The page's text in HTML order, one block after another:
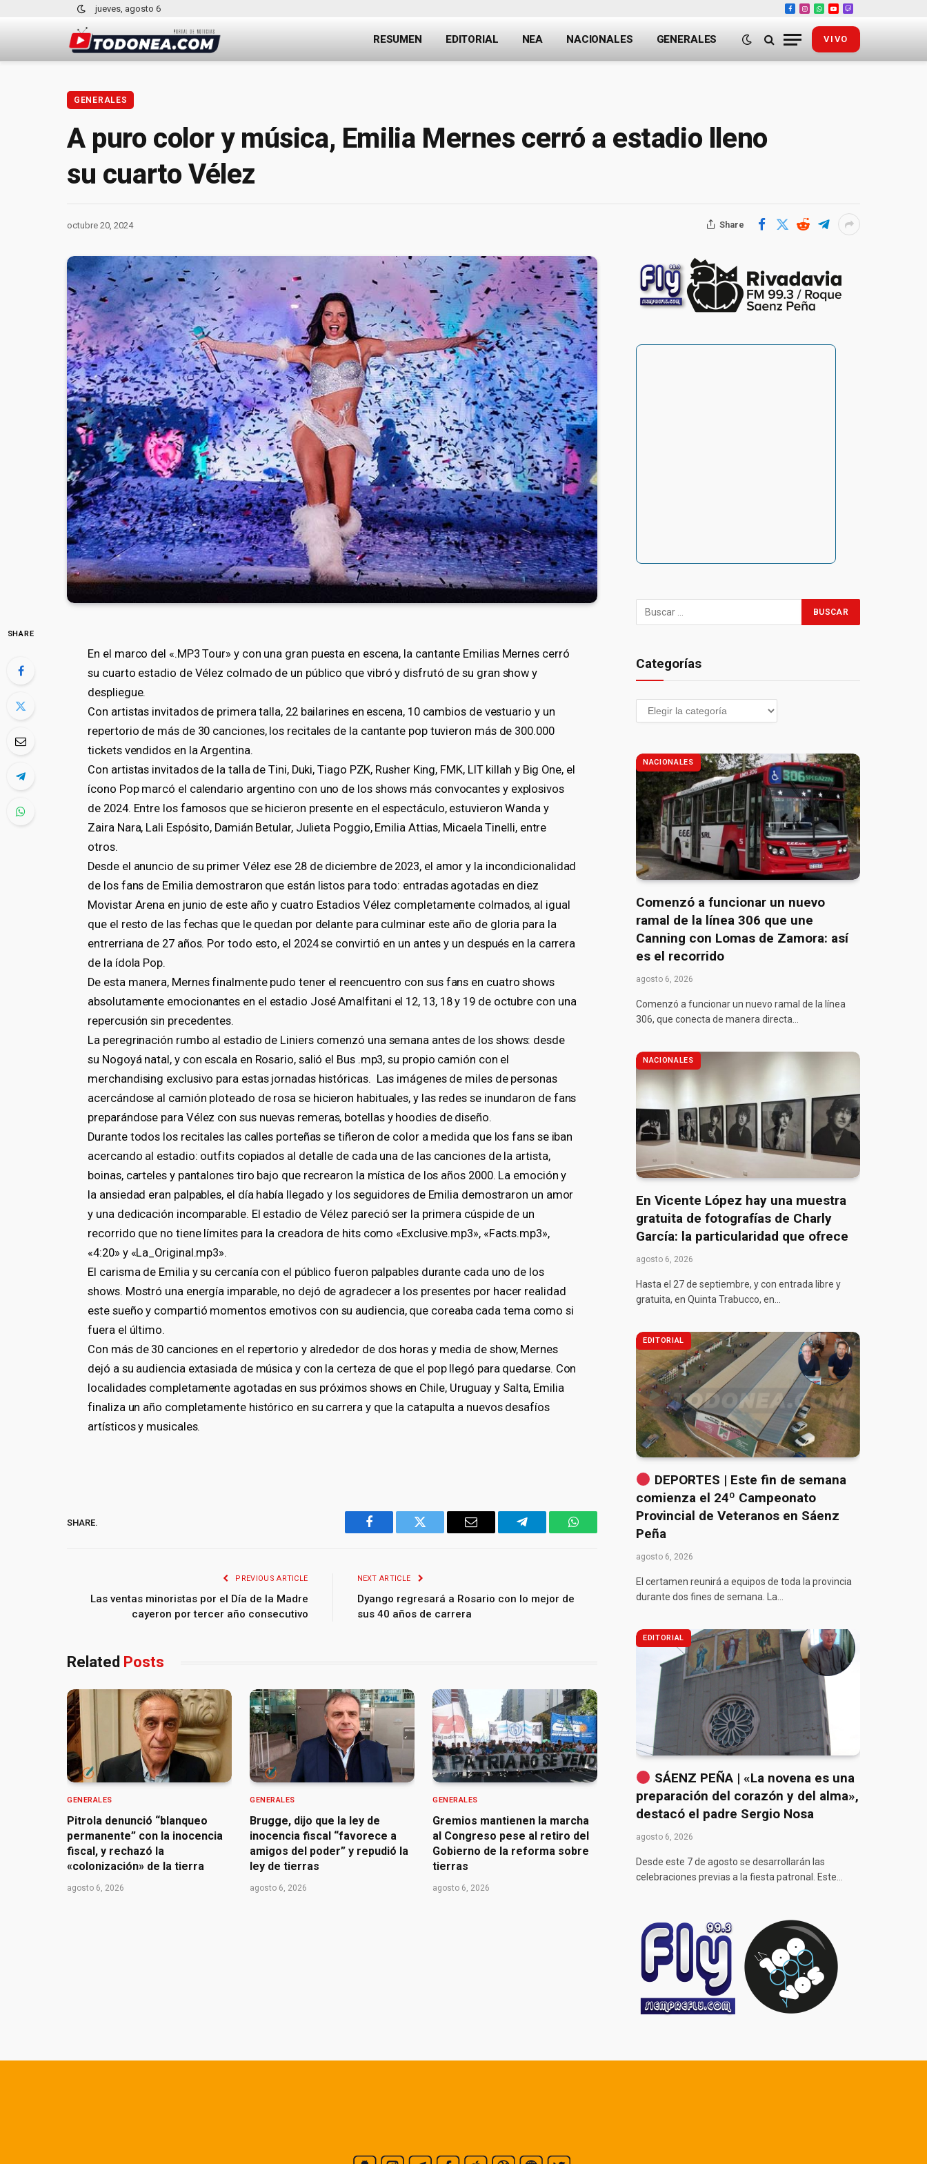
jueves, agosto 6
Facebook
Instagram
WhatsApp
YouTube
Twitch
RESUMEN EDITORIAL NEA NACIONALES GENERALES VIVO
GENERALES
A puro color y música, Emilia Mernes cerró a estadio lleno
su cuarto Vélez
octubre 20, 2024 Share
SHARE
En el marco del «.MP3 Tour» y con una gran puesta en escena, la cantante Emilias Mernes cerró
su cuarto estadio de Vélez colmado de un público que vibró y disfrutó de su gran show y
despliegue.
Con artistas invitados de primera talla, 22 bailarines en escena, 10 cambios de vestuario y un
repertorio de más de 30 canciones, los recitales de la cantante pop tuvieron más de 300.000
tickets vendidos en la Argentina.
Con artistas invitados de la talla de Tini, Duki, Tiago PZK, Rusher King, FMK, LIT killah y Big One, el
ícono Pop marcó el calendario argentino con uno de los shows más convocantes y explosivos
de 2024. Entre los famosos que se hicieron presente en el espectáculo, estuvieron Wanda y
Zaira Nara, Lali Espósito, Damián Betular, Julieta Poggio, Emilia Attias, Micaela Tinelli, entre
otros.
Desde el anuncio de su primer Vélez ese 28 de diciembre de 2023, el amor y la incondicionalidad
de los fans de Emilia demostraron que están listos para todo: entradas agotadas en diez
Movistar Arena en junio de este año y cuatro Estadios Vélez completamente colmados, al igual
que el resto de las fechas que le quedan por delante para culminar este año de gloria para la
entrerriana de 27 años. Por todo esto, el 2024 se convirtió en un antes y un después en la carrera
de la ídola Pop.
De esta manera, Mernes finalmente pudo tener el reencuentro con sus fans en cuatro shows
absolutamente emocionantes en el estadio José Amalfitani el 12, 13, 18 y 19 de octubre con una
repercusión sin precedentes.
La peregrinación rumbo al estadio de Liniers comenzó una semana antes de los shows: desde
su Nogoyá natal, y con escala en Rosario, salió el Bus .mp3, su propio camión con el
merchandising exclusivo para estas jornadas históricas. Las imágenes de miles de personas
acercándose al camión ploteado de rosa se hicieron habituales, y las redes se inundaron de fans
preparándose para Vélez con sus nuevas remeras, botellas y hoodies de diseño.
Durante todos los recitales las calles porteñas se tiñeron de color a medida que los fans se iban
acercando al estadio: outfits copiados al detalle de cada una de las canciones de la artista,
boinas, carteles y pantalones tiro bajo que recrearon la mística de los años 2000. La emoción y
la ansiedad eran palpables, el día había llegado y los seguidores de Emilia demostraron un amor
y una dedicación incomparable. El estadio de Vélez pareció ser la primera cúspide de un
recorrido que no tiene límites para la creadora de hits como «Exclusive.mp3», «Facts.mp3»,
«4:20» y «La_Original.mp3».
El carisma de Emilia y su cercanía con el público fueron palpables durante cada uno de los
shows. Mostró una energía imparable, no dejó de agradecer a los presentes por hacer realidad
este sueño y compartió momentos emotivos con su audiencia, que coreaba cada tema como si
fuera el último.
Con más de 30 canciones en el repertorio y alrededor de dos horas y media de show, Mernes
dejó a su audiencia extasiada de música y con la certeza de que el pop llegó para quedarse. Con
localidades completamente agotadas en sus próximos shows en Chile, Uruguay y Salta, Emilia
finaliza un año completamente histórico en su carrera y que la catapulta a nuevos desafíos
artísticos y musicales.
SHARE.
Facebook Twitter Email Telegram WhatsApp
PREVIOUS ARTICLE
Las ventas minoristas por el Día de la Madre
cayeron por tercer año consecutivo
NEXT ARTICLE
Dyango regresará a Rosario con lo mejor de
sus 40 años de carrera
Related Posts
GENERALES
Pitrola denunció “blanqueo
permanente” con la inocencia
fiscal, y rechazó la
«colonización» de la tierra
agosto 6, 2026
GENERALES
Brugge, dijo que la ley de
inocencia fiscal “favorece a
amigos del poder” y repudió la
ley de tierras
agosto 6, 2026
GENERALES
Gremios mantienen la marcha
al Congreso pese al retiro del
Gobierno de la reforma sobre
tierras
agosto 6, 2026
Categorías
NACIONALES
Comenzó a funcionar un nuevo
ramal de la línea 306 que une
Canning con Lomas de Zamora: así
es el recorrido
agosto 6, 2026
Comenzó a funcionar un nuevo ramal de la línea
306, que conecta de manera directa…
NACIONALES
En Vicente López hay una muestra
gratuita de fotografías de Charly
García: la particularidad que ofrece
agosto 6, 2026
Hasta el 27 de septiembre, y con entrada libre y
gratuita, en Quinta Trabucco, en…
EDITORIAL
DEPORTES | Este fin de semana
comienza el 24º Campeonato
Provincial de Veteranos en Sáenz
Peña
agosto 6, 2026
El certamen reunirá a equipos de toda la provincia
durante dos fines de semana. La…
EDITORIAL
SÁENZ PEÑA | «La novena es una
preparación del corazón y del alma»,
destacó el padre Sergio Nosa
agosto 6, 2026
Desde este 7 de agosto se desarrollarán las
celebraciones previas a la fiesta patronal. Este…